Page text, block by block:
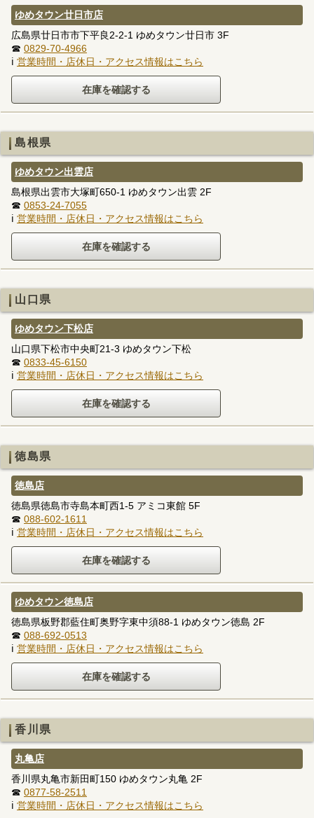
ゆめタウン廿日市店
広島県廿日市市下平良2-2-1 ゆめタウン廿日市 3F
☎ 0829-70-4966
ℹ 営業時間・店休日・アクセス情報はこちら
島根県
ゆめタウン出雲店
島根県出雲市大塚町650-1 ゆめタウン出雲 2F
☎ 0853-24-7055
ℹ 営業時間・店休日・アクセス情報はこちら
山口県
ゆめタウン下松店
山口県下松市中央町21-3 ゆめタウン下松
☎ 0833-45-6150
ℹ 営業時間・店休日・アクセス情報はこちら
徳島県
徳島店
徳島県徳島市寺島本町西1-5 アミコ東館 5F
☎ 088-602-1611
ℹ 営業時間・店休日・アクセス情報はこちら
ゆめタウン徳島店
徳島県板野郡藍住町奥野字東中須88-1 ゆめタウン徳島 2F
☎ 088-692-0513
ℹ 営業時間・店休日・アクセス情報はこちら
香川県
丸亀店
香川県丸亀市新田町150 ゆめタウン丸亀 2F
☎ 0877-58-2511
ℹ 営業時間・店休日・アクセス情報はこちら